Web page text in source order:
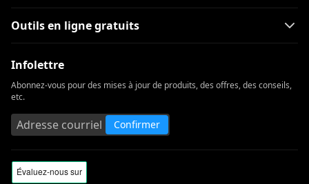
Outils en ligne gratuits
Infolettre
Abonnez-vous pour des mises à jour de produits, des offres, des conseils,
etc.
Confirmer